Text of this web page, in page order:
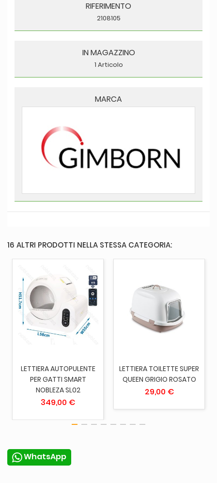
RIFERIMENTO
2108105
IN MAGAZZINO
1 Articolo
MARCA
16 ALTRI PRODOTTI NELLA STESSA CATEGORIA:
LETTIERA AUTOPULENTE
PER GATTI SMART
NOBLEZA SL02
349,00 €
LETTIERA TOILETTE SUPER
QUEEN GRIGIO ROSATO
29,00 €
WhatsApp